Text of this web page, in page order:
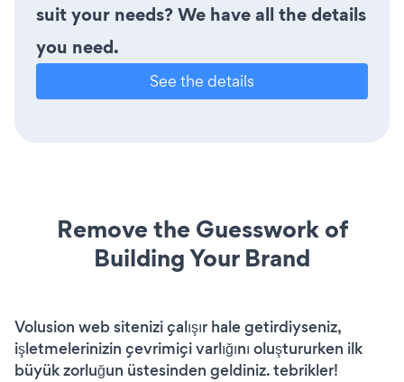
suit your needs? We have all the details
you need.
See the details
Remove the Guesswork of
Building Your Brand
Volusion web sitenizi çalışır hale getirdiyseniz,
işletmelerinizin çevrimiçi varlığını oluştururken ilk
büyük zorluğun üstesinden geldiniz. tebrikler!